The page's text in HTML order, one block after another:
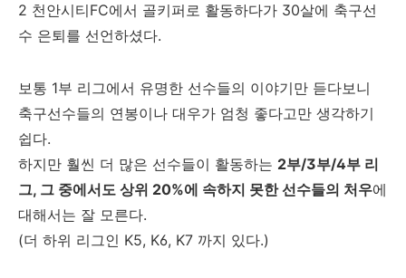
2 천안시티FC에서 골키퍼로 활동하다가 30살에 축구선
수 은퇴를 선언하셨다.
보통 1부 리그에서 유명한 선수들의 이야기만 듣다보니
축구선수들의 연봉이나 대우가 엄청 좋다고만 생각하기
쉽다.
하지만 훨씬 더 많은 선수들이 활동하는 2부/3부/4부 리
그, 그 중에서도 상위 20%에 속하지 못한 선수들의 처우에
대해서는 잘 모른다.
(더 하위 리그인 K5, K6, K7 까지 있다.)